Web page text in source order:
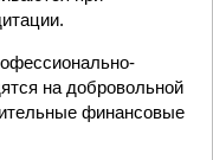
на добровольной
финансовые